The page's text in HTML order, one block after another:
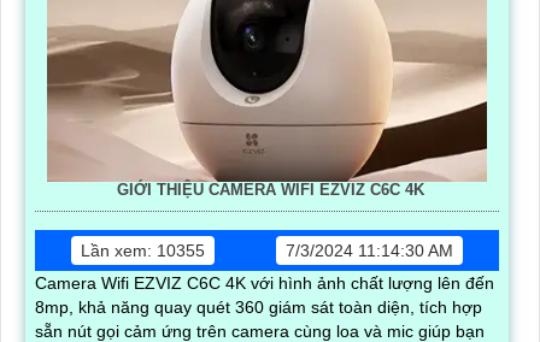
GIỚI THIỆU CAMERA WIFI EZVIZ C6C 4K
Lần xem: 10355
7/3/2024 11:14:30 AM
Camera Wifi EZVIZ C6C 4K với hình ảnh chất lượng lên đến
8mp, khả năng quay quét 360 giám sát toàn diện, tích hợp
sẵn nút gọi cảm ứng trên camera cùng loa và mic giúp bạn